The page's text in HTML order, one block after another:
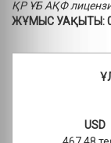
ҚР ҰБ АҚФ
ЖҰМЫС УАҚЫТЫ:
USD